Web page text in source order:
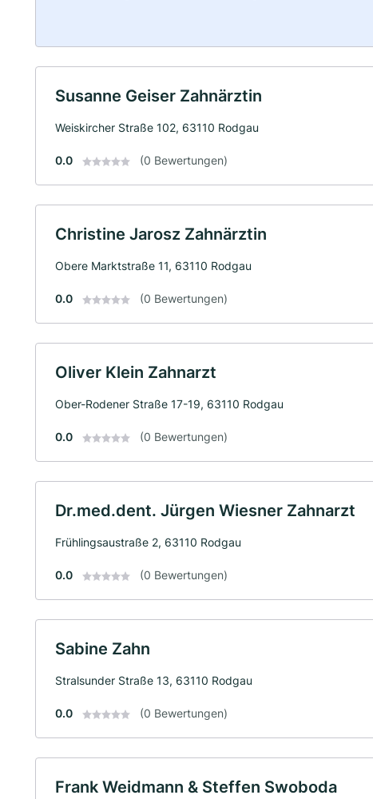
Susanne Geiser Zahnärztin
Weiskircher Straße 102, 63110 Rodgau
0.0 (0 Bewertungen)
Christine Jarosz Zahnärztin
Obere Marktstraße 11, 63110 Rodgau
0.0 (0 Bewertungen)
Oliver Klein Zahnarzt
Ober-Rodener Straße 17-19, 63110 Rodgau
0.0 (0 Bewertungen)
Dr.med.dent. Jürgen Wiesner Zahnarzt
Frühlingsaustraße 2, 63110 Rodgau
0.0 (0 Bewertungen)
Sabine Zahn
Stralsunder Straße 13, 63110 Rodgau
0.0 (0 Bewertungen)
Frank Weidmann & Steffen Swoboda